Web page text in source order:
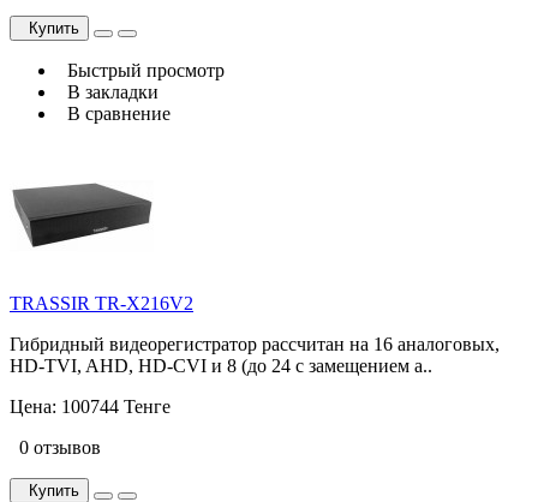
Купить
Быстрый просмотр
В закладки
В сравнение
TRASSIR TR-X216V2
Гибридный видеорегистратор рассчитан на 16 аналоговых,
HD-TVI, AHD, HD-CVI и 8 (до 24 с замещением а..
Цена: 100744 Тенге
0 отзывов
Купить